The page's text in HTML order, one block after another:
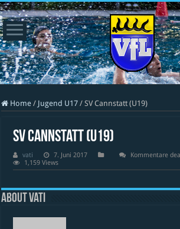
Home / Jugend U17 / SV Cannstatt (U19)
SV Cannstatt (U19)
vati 7. Juni 2017 Kommentare
1,159 Views
About vati